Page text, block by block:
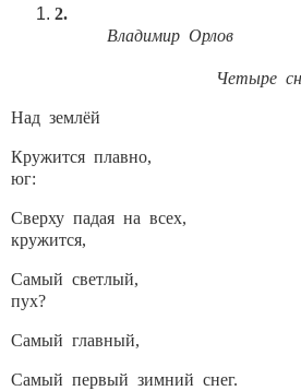
Владимир Орлов
Четыре
Над землёй
Кружится плавно, В
юг:
Сверху падая на всех,
кружится,
Самый светлый, То ли
пух?
Самый главный,
Самый первый зимний снег.